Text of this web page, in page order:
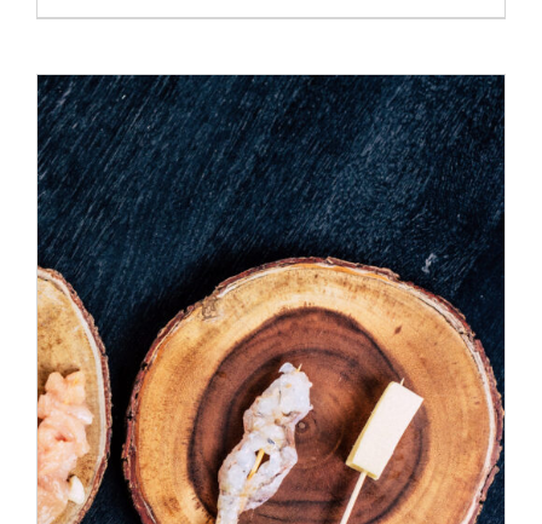
ADD TO CART / DÉTAILS